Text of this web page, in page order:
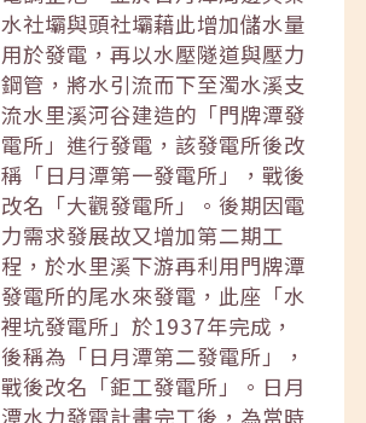
水社壩與頭社壩藉此增加儲水量
用於發電，再以水壓隧道與壓力
鋼管，將水引流而下至濁水溪支
流水里溪河谷建造的「門牌潭發
電所」進行發電，該發電所後改
稱「日月潭第一發電所」，戰後
改名「大觀發電所」。後期因電
力需求發展故又增加第二期工
程，於水里溪下游再利用門牌潭
發電所的尾水來發電，此座「水
裡坑發電所」於1937年完成，
後稱為「日月潭第二發電所」，
戰後改名「鉅工發電所」。日月
潭水力發電計畫完工後，為當時